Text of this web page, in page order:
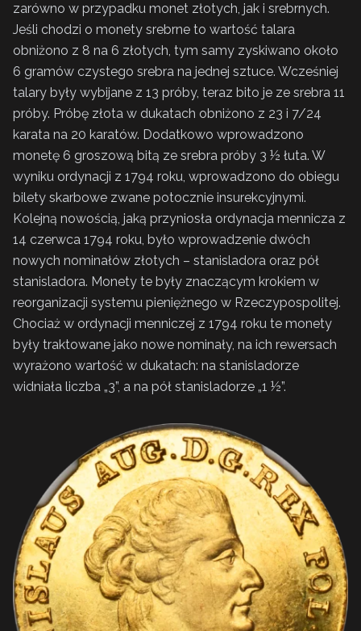
zarówno w przypadku monet złotych, jak i srebrnych.
Jeśli chodzi o monety srebrne to wartość talara
obniżono z 8 na 6 złotych, tym samy zyskiwano około
6 gramów czystego srebra na jednej sztuce. Wcześniej
talary były wybijane z 13 próby, teraz bito je ze srebra 11
próby. Próbę złota w dukatach obniżono z 23 i 7/24
karata na 20 karatów. Dodatkowo wprowadzono
monetę 6 groszową bitą ze srebra próby 3 ½ łuta. W
wyniku ordynacji z 1794 roku, wprowadzono do obiegu
bilety skarbowe zwane potocznie insurekcyjnymi.
Kolejną nowością, jaką przyniosła ordynacja mennicza z
14 czerwca 1794 roku, było wprowadzenie dwóch
nowych nominałów złotych – stanisladora oraz pół
stanisladora. Monety te były znaczącym krokiem w
reorganizacji systemu pieniężnego w Rzeczypospolitej.
Chociaż w ordynacji menniczej z 1794 roku te monety
były traktowane jako nowe nominały, na ich rewersach
wyrażono wartość w dukatach: na stanisladorze
widniała liczba „3”, a na pół stanisladorze „1 ½”.